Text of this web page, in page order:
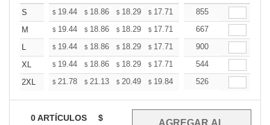
S $ 19.44 $ 18.86 $ 18.29 $ 17.71 17.14
855
M
$ 19.44 $ 18.86 $ 18.29 $ 17.71 17.14
667
L
$ 19.44 $ 18.86 $ 18.29 $ 17.71 17.14
900
XL
$ 19.44 $ 18.86 $ 18.29 $ 17.71 17.14
544
2XL
$ 21.78 $ 21.13 $ 20.49 $ 19.84 19.19
526
0ARTÍCULOS
$